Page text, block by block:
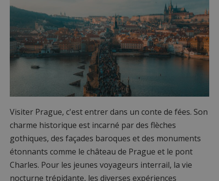
Visiter Prague, c'est entrer dans un conte de fées. Son
charme historique est incarné par des flèches
gothiques, des façades baroques et des monuments
étonnants comme le château de Prague et le pont
Charles. Pour les jeunes voyageurs interrail, la vie
nocturne trépidante, les diverses expériences